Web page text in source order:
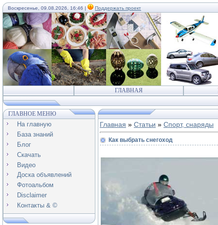
Воскресенье, 09.08.2026, 16:46 | Поддержать проект
ГЛАВНАЯ
ГЛАВНОЕ МЕНЮ
На главную
База знаний
Блог
Скачать
Видео
Доска объявлений
Фотоальбом
Disclaimer
Контакты & ©
Главная » Статьи » Спорт, снаряды
Как выбрать снегоход